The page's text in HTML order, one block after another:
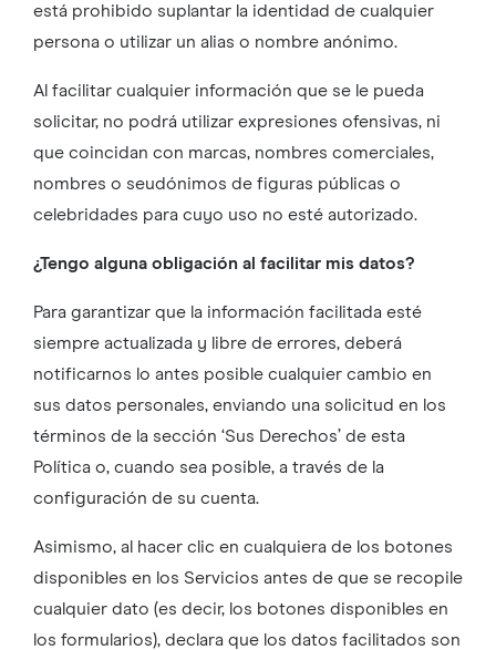
está prohibido suplantar la identidad de cualquier
persona o utilizar un alias o nombre anónimo.
Al facilitar cualquier información que se le pueda
solicitar, no podrá utilizar expresiones ofensivas, ni
que coincidan con marcas, nombres comerciales,
nombres o seudónimos de figuras públicas o
celebridades para cuyo uso no esté autorizado.
¿Tengo alguna obligación al facilitar mis datos?
Para garantizar que la información facilitada esté
siempre actualizada y libre de errores, deberá
notificarnos lo antes posible cualquier cambio en
sus datos personales, enviando una solicitud en los
términos de la sección ‘Sus Derechos’ de esta
Política o, cuando sea posible, a través de la
configuración de su cuenta.
Asimismo, al hacer clic en cualquiera de los botones
disponibles en los Servicios antes de que se recopile
cualquier dato (es decir, los botones disponibles en
los formularios), declara que los datos facilitados son